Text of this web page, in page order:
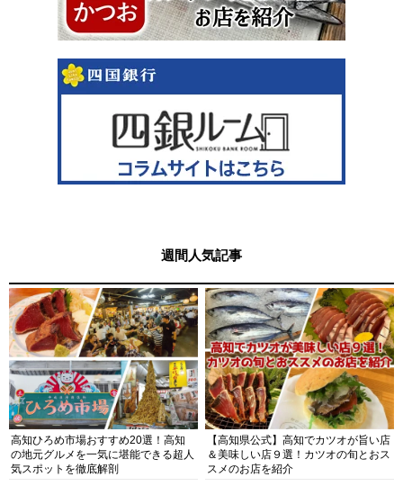
週間人気記事
高知ひろめ市場おすすめ20選！高知
の地元グルメを一気に堪能できる超人
気スポットを徹底解剖
【高知県公式】高知でカツオが旨い店
＆美味しい店９選！カツオの旬とおス
スメのお店を紹介